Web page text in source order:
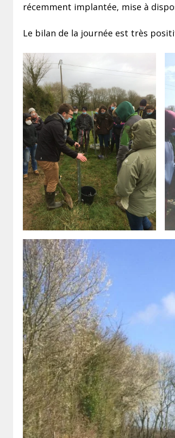
récemment implantée, mise à
Le bilan de la journée est très